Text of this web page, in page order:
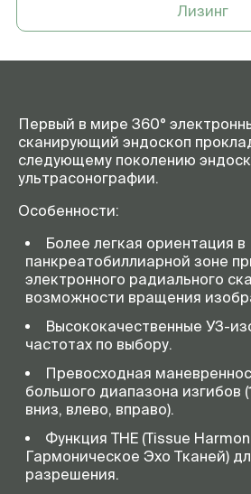
Лизинг
Первый в мире 360°
сканирующий эндоскоп
следующему поколению
ультрасонографии.
Особенности:
Более легкая ориентация в
панкреатобиллиарной зоне
электронного радиального
возможности вращения
Высококачественные УЗ-
частотах по выбору.
Превосходная
большого диапазона изгибов
вниз, влево, вправо).
Функция THE (Tissue
Гармоническое Эхо Тканей)
разрешения.